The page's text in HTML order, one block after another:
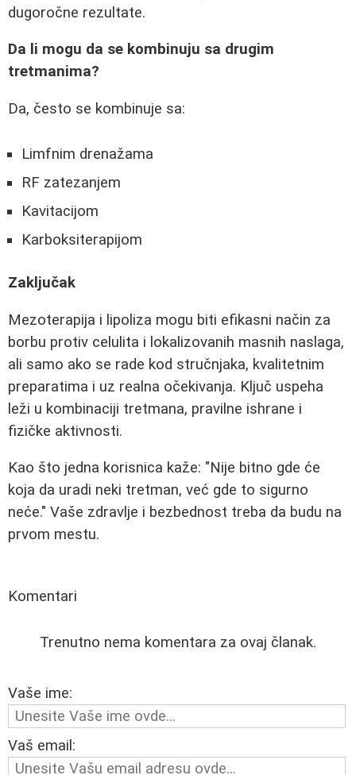
dugoročne rezultate.
Da li mogu da se kombinuju sa drugim
tretmanima?
Da, često se kombinuje sa:
Limfnim drenažama
RF zatezanjem
Kavitacijom
Karboksiterapijom
Zaključak
Mezoterapija i lipoliza mogu biti efikasni način za
borbu protiv celulita i lokalizovanih masnih naslaga,
ali samo ako se rade kod stručnjaka, kvalitetnim
preparatima i uz realna očekivanja. Ključ uspeha
leži u kombinaciji tretmana, pravilne ishrane i
fizičke aktivnosti.
Kao što jedna korisnica kaže: "Nije bitno gde će
koja da uradi neki tretman, već gde to sigurno
neće." Vaše zdravlje i bezbednost treba da budu na
prvom mestu.
Komentari
Trenutno nema komentara za ovaj članak.
Vaše ime:
Vaš email: